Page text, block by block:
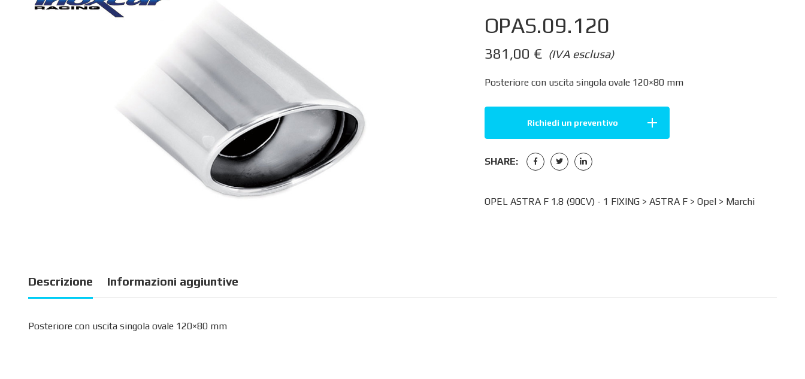
OPAS.09.120
(IVA esclusa)
381,00 €
Posteriore con uscita singola ovale 120×80 mm
Richiedi un preventivo
SHARE:
OPEL ASTRA F 1.8 (90CV) - 1 FIXING > ASTRA F> Opel> Marchi
Descrizione Informazioni aggiuntive
Posteriore con uscita singola ovale 120×80 mm